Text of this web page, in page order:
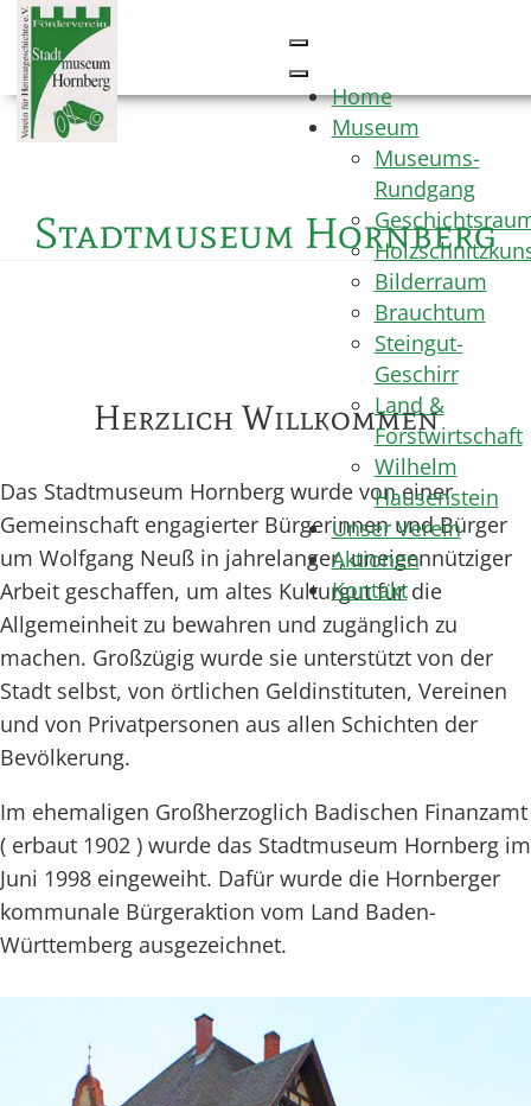
Home
Museum
Museums-
Rundgang
Bilderraum
Brauchtum
Steingut-
Geschirr
Land &
Forstwirtschaft
Wilhelm
Hausenstein
Unser Verein
Aktionen
Kontakt
Stadtmuseum Hornberg
Herzlich Willkommen
Das Stadtmuseum Hornberg wurde von einer
Gemeinschaft engagierter Bürgerinnen und Bürger
um Wolfgang Neuß in jahrelanger, uneigennütziger
Arbeit geschaffen, um altes Kulturgut für die
Allgemeinheit zu bewahren und zugänglich zu
machen. Großzügig wurde sie unterstützt von der
Stadt selbst, von örtlichen Geldinstituten, Vereinen
und von Privatpersonen aus allen Schichten der
Bevölkerung.
Im ehemaligen Großherzoglich Badischen Finanzamt
( erbaut 1902 ) wurde das Stadtmuseum Hornberg im
Juni 1998 eingeweiht. Dafür wurde die Hornberger
kommunale Bürgeraktion vom Land Baden-
Württemberg ausgezeichnet.